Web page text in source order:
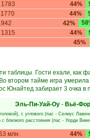
44%
1783
44%
1770
42%
44%
1315
45%
таблицы. Гости ехали, как
втором тайме игра
Юнайтед забирает 3 очка в
Эль-Пи-Уай-Оу- Вьё-
с углового (пас - Селиус
с близкого расстояния (пас - Уорди
44%
млн.